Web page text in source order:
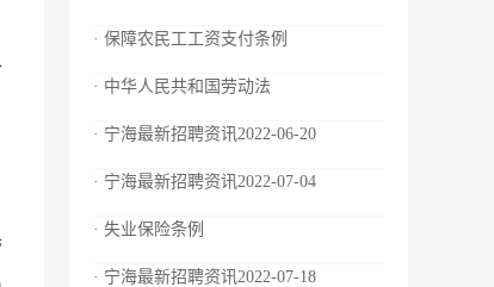
· 保障农民工工资支付条例
· 中华人民共和国劳动法
· 宁海最新招聘资讯2022-06-20
· 宁海最新招聘资讯2022-07-04
· 失业保险条例
· 宁海最新招聘资讯2022-07-18